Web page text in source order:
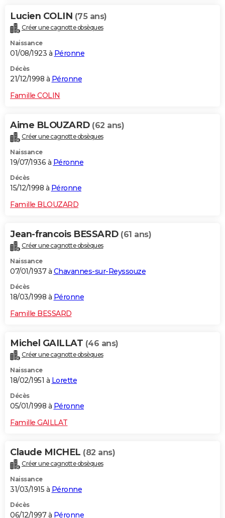
Lucien COLIN (75 ans)
Créer une cagnotte obsèques
Naissance
01/08/1923 à Péronne
Décès
21/12/1998 à Péronne
Famille COLIN
Aime BLOUZARD (62 ans)
Créer une cagnotte obsèques
Naissance
19/07/1936 à Péronne
Décès
15/12/1998 à Péronne
Famille BLOUZARD
Jean-francois BESSARD (61 ans)
Créer une cagnotte obsèques
Naissance
07/01/1937 à Chavannes-sur-Reyssouze
Décès
18/03/1998 à Péronne
Famille BESSARD
Michel GAILLAT (46 ans)
Créer une cagnotte obsèques
Naissance
18/02/1951 à Lorette
Décès
05/01/1998 à Péronne
Famille GAILLAT
Claude MICHEL (82 ans)
Créer une cagnotte obsèques
Naissance
31/03/1915 à Péronne
Décès
06/12/1997 à Péronne